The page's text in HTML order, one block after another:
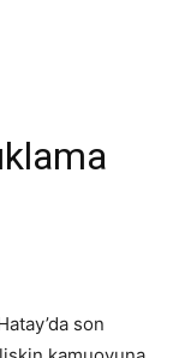
son